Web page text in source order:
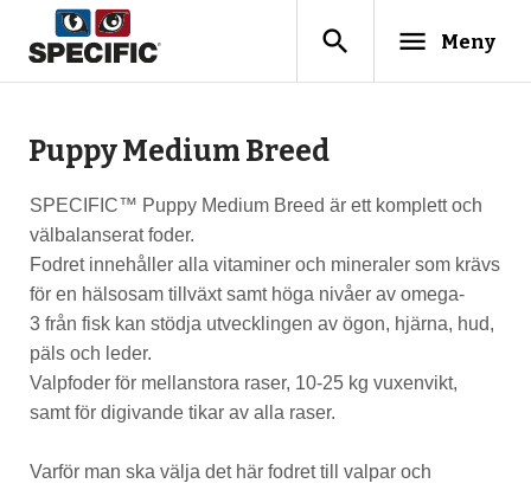
search menu Meny
Puppy Medium Breed
SPECIFIC™ Puppy Medium Breed är ett komplett och
välbalanserat foder.
Fodret innehåller alla vitaminer och mineraler som krävs
för en hälsosam tillväxt samt höga nivåer av omega-
3 från fisk kan stödja utvecklingen av ögon, hjärna, hud,
päls och leder.
Valpfoder för mellanstora raser, 10-25 kg vuxenvikt,
samt för digivande tikar av alla raser.
Varför man ska välja det här fodret till valpar och